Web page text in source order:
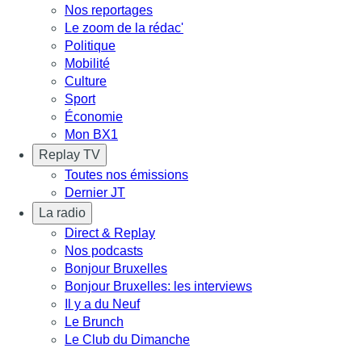
Nos reportages
Le zoom de la rédac'
Politique
Mobilité
Culture
Sport
Économie
Mon BX1
Replay TV
Toutes nos émissions
Dernier JT
La radio
Direct & Replay
Nos podcasts
Bonjour Bruxelles
Bonjour Bruxelles: les interviews
Il y a du Neuf
Le Brunch
Le Club du Dimanche